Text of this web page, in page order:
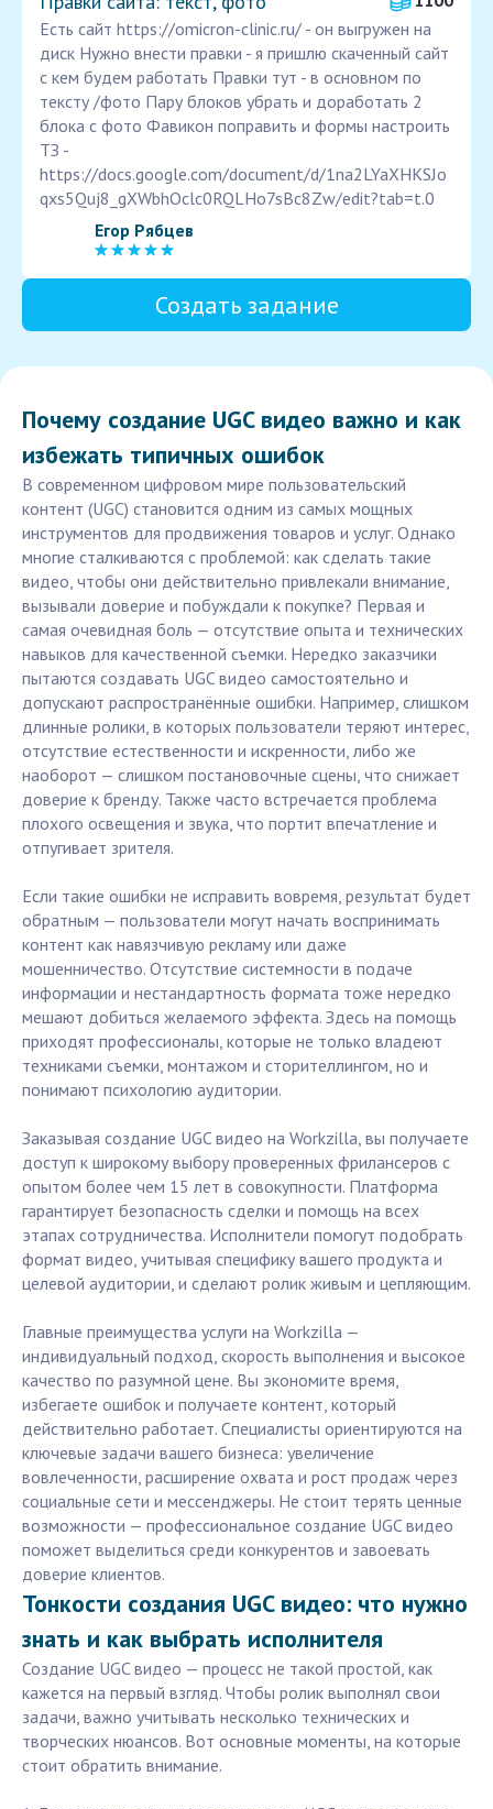
Есть сайт https://omicron-clinic.ru/ - он выгружен на
диск Нужно внести правки - я пришлю скаченный сайт
с кем будем работать Правки тут - в основном по
тексту /фото Пару блоков убрать и доработать 2
блока с фото Фавикон поправить и формы настроить
ТЗ -
https://docs.google.com/document/d/1na2LYaXHKSJo
qxs5Quj8_gXWbhOclc0RQLHo7sBc8Zw/edit?tab=t.0
Егор Рябцев
Создать задание
Почему создание UGC видео важно и как
избежать типичных ошибок
В современном цифровом мире пользовательский
контент (UGC) становится одним из самых мощных
инструментов для продвижения товаров и услуг. Однако
многие сталкиваются с проблемой: как сделать такие
видео, чтобы они действительно привлекали внимание,
вызывали доверие и побуждали к покупке? Первая и
самая очевидная боль — отсутствие опыта и технических
навыков для качественной съемки. Нередко заказчики
пытаются создавать UGC видео самостоятельно и
допускают распространённые ошибки. Например, слишком
длинные ролики, в которых пользователи теряют интерес,
отсутствие естественности и искренности, либо же
наоборот — слишком постановочные сцены, что снижает
доверие к бренду. Также часто встречается проблема
плохого освещения и звука, что портит впечатление и
отпугивает зрителя.
Если такие ошибки не исправить вовремя, результат будет
обратным — пользователи могут начать воспринимать
контент как навязчивую рекламу или даже
мошенничество. Отсутствие системности в подаче
информации и нестандартность формата тоже нередко
мешают добиться желаемого эффекта. Здесь на помощь
приходят профессионалы, которые не только владеют
техниками съемки, монтажом и сторителлингом, но и
понимают психологию аудитории.
Заказывая создание UGC видео на Workzilla, вы получаете
доступ к широкому выбору проверенных фрилансеров с
опытом более чем 15 лет в совокупности. Платформа
гарантирует безопасность сделки и помощь на всех
этапах сотрудничества. Исполнители помогут подобрать
формат видео, учитывая специфику вашего продукта и
целевой аудитории, и сделают ролик живым и цепляющим.
Главные преимущества услуги на Workzilla —
индивидуальный подход, скорость выполнения и высокое
качество по разумной цене. Вы экономите время,
избегаете ошибок и получаете контент, который
действительно работает. Специалисты ориентируются на
ключевые задачи вашего бизнеса: увеличение
вовлеченности, расширение охвата и рост продаж через
социальные сети и мессенджеры. Не стоит терять ценные
возможности — профессиональное создание UGC видео
поможет выделиться среди конкурентов и завоевать
доверие клиентов.
Тонкости создания UGC видео: что нужно
знать и как выбрать исполнителя
Создание UGC видео — процесс не такой простой, как
кажется на первый взгляд. Чтобы ролик выполнял свои
задачи, важно учитывать несколько технических и
творческих нюансов. Вот основные моменты, на которые
стоит обратить внимание.